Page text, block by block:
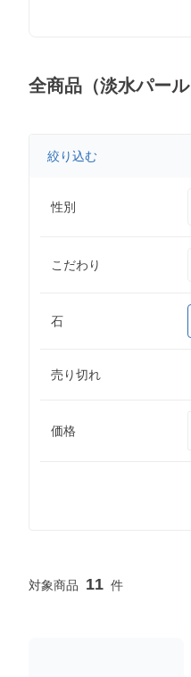
全商品（淡水パール
絞り込む
性別
こだわり
石
売り切れ
価格
11